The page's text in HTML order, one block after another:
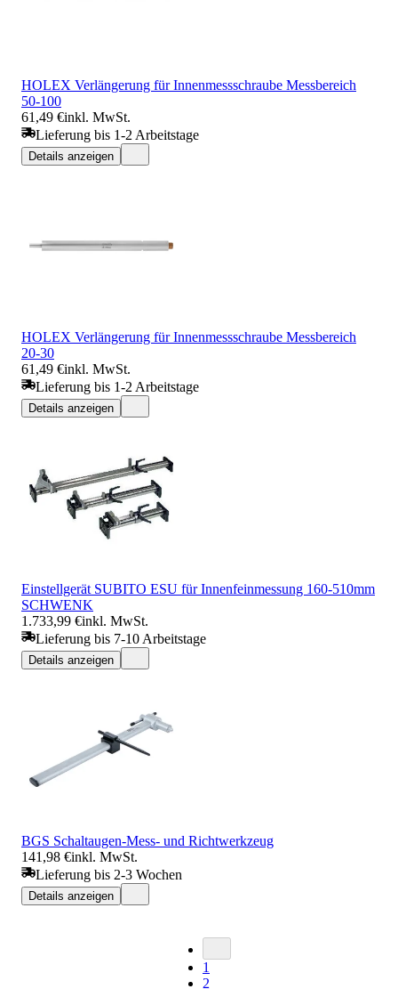
HOLEX Verlängerung für Innenmessschraube Messbereich
50-100
61,49 €inkl. MwSt.
Lieferung bis 1-2 Arbeitstage
Details anzeigen
HOLEX Verlängerung für Innenmessschraube Messbereich
20-30
61,49 €inkl. MwSt.
Lieferung bis 1-2 Arbeitstage
Details anzeigen
Einstellgerät SUBITO ESU für Innenfeinmessung 160-510mm
SCHWENK
1.733,99 €inkl. MwSt.
Lieferung bis 7-10 Arbeitstage
Details anzeigen
BGS Schaltaugen-Mess- und Richtwerkzeug
141,98 €inkl. MwSt.
Lieferung bis 2-3 Wochen
Details anzeigen
1
2